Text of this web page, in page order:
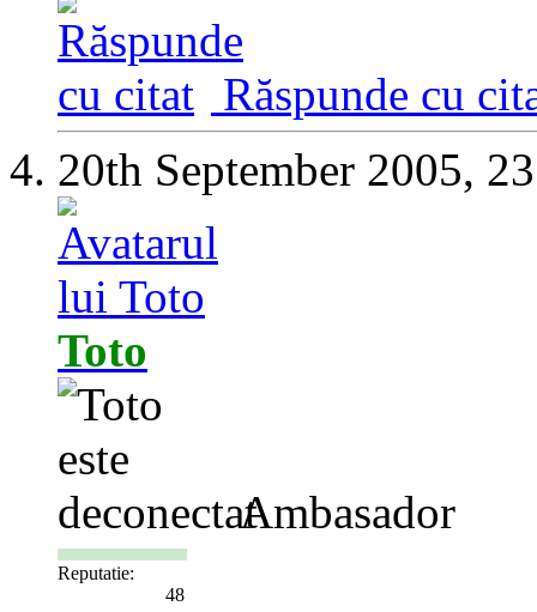
Răspunde cu
20th September 2005,
Toto
Ambasador
Reputatie:
48